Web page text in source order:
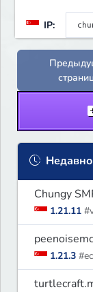
world is
and
About Spawn) The
24/7
Plugins
IP:
Chungy
1.21.11
1.21.3